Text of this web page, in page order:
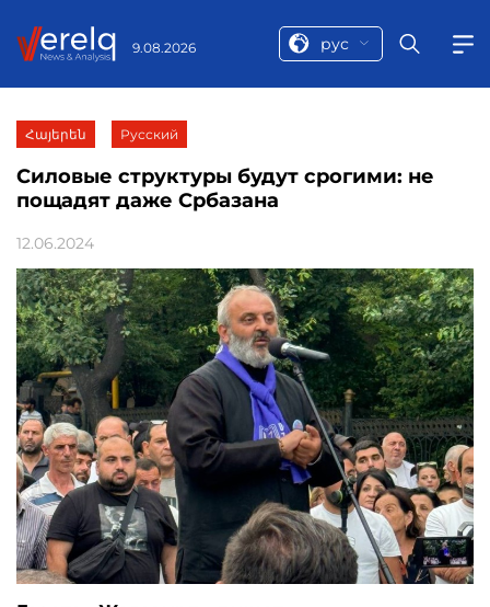
9.08.2026 рус
Հայերեն Русский
Силовые структуры будут срогими: не
пощадят даже Србазана
12.06.2024